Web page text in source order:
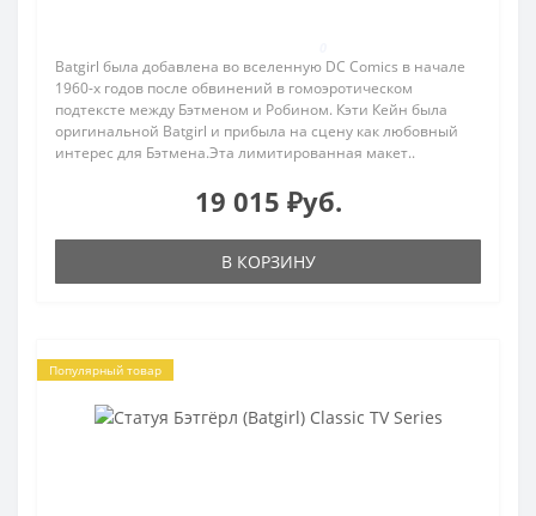
Batgirl была добавлена во вселенную DC Comics в начале
1960-х годов после обвинений в гомоэротическом
подтексте между Бэтменом и Робином. Кэти Кейн была
оригинальной Batgirl и прибыла на сцену как любовный
интерес для Бэтмена.Эта лимитированная макет..
19 015 ₽уб.
В КОРЗИНУ
Популярный товар